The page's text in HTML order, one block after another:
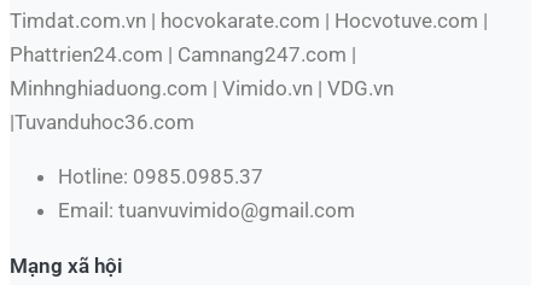
Timdat.com.vn | hocvokarate.com | Hocvotuve.com |
Phattrien24.com | Camnang247.com |
Minhnghiaduong.com | Vimido.vn | VDG.vn
|Tuvanduhoc36.com
Hotline: 0985.0985.37
Email: tuanvuvimido@gmail.com
Mạng xã hội